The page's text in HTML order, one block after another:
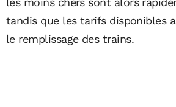
tandis que les tarifs disponibles
le remplissage des trains.